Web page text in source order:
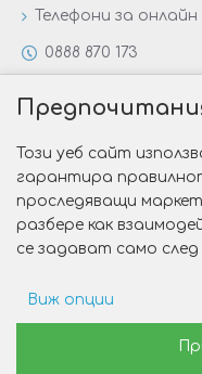
Телефони за
0888 870 173
Специални
Защо да изберете
Как да изберем
Изработка
Този уеб сайт
гарантира
проследяващи
разбере как
се задават само
Виж опции
Рекламни